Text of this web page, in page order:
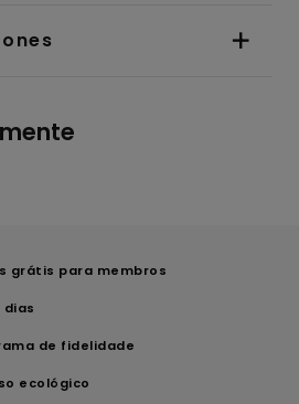
grátis para membros
dias
de fidelidade
ecológico